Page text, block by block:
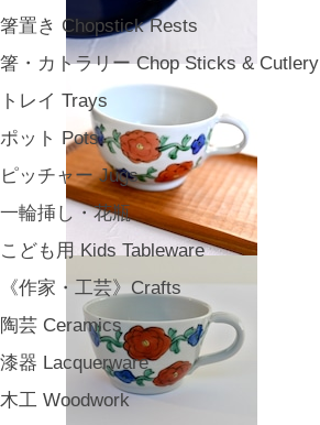
箸置き Chopstick Rests
箸・カトラリー Chop Sticks & Cutlery
トレイ Trays
ポット Pots
ピッチャー Jugs
一輪挿し・花瓶
こども用 Kids Tableware
《作家・工芸》Crafts
陶芸 Ceramics
漆器 Lacquerware
木工 Woodwork